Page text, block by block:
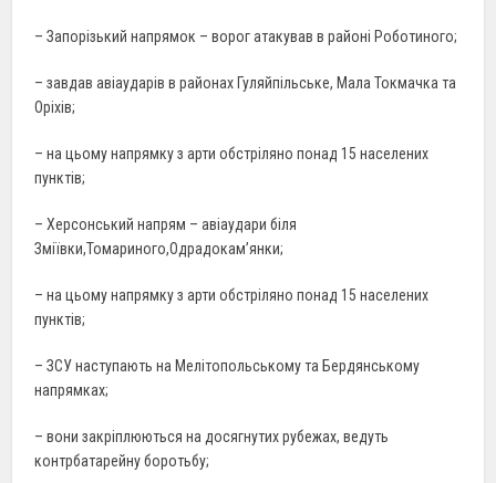
– Запорізький напрямок – ворог атакував в районі Роботиного;
– завдав авіаударів в районах Гуляйпільське, Мала Токмачка та
Оріхів;
– на цьому напрямку з арти обстріляно понад 15 населених
пунктів;
– Херсонський напрям – авіаудари біля
Зміївки,Томариного,Одрадокам’янки;
– на цьому напрямку з арти обстріляно понад 15 населених
пунктів;
– ЗСУ наступають на Мелітопольському та Бердянському
напрямках;
– вони закріплюються на досягнутих рубежах, ведуть
контрбатарейну боротьбу;